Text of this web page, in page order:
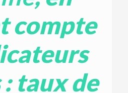
compte
taux de